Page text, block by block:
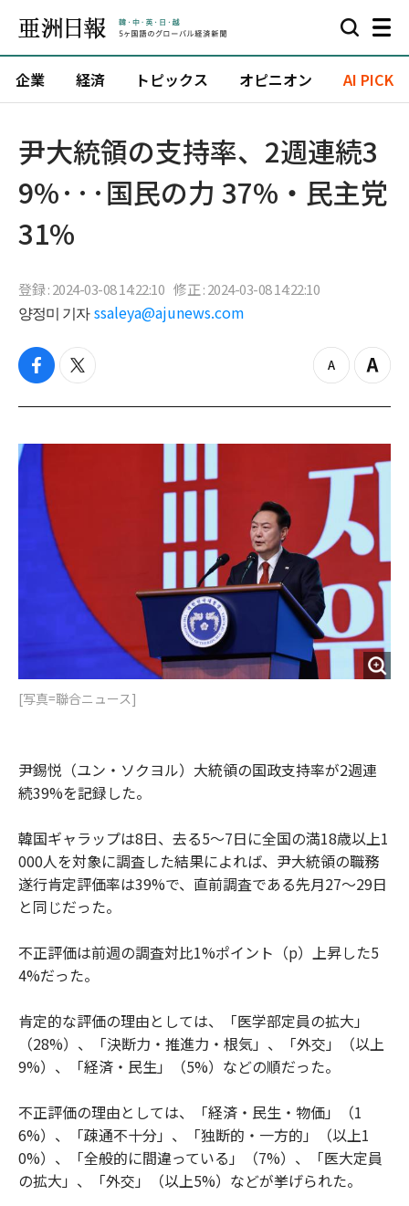
企業 経済 トピックス オピニオン AI PICK
尹大統領の支持率、2週連続3
9%···国民の力 37%・民主党
31%
登録 : 2024-03-08 14:22:10 修正 : 2024-03-08 14:22:10
양정미 기자 ssaleya@ajunews.com
f
c
b
o
t
i
t
z
o
o
t
Z
o
i
n
[写真=聯合ニュース]
尹錫悦（ユン・ソクヨル）大統領の国政支持率が2週連
続39%を記録した。
韓国ギャラップは8日、去る5～7日に全国の満18歳以上1
000人を対象に調査した結果によれば、尹大統領の職務
遂行肯定評価率は39%で、直前調査である先月27～29日
と同じだった。
不正評価は前週の調査対比1%ポイント（p）上昇した5
4%だった。
肯定的な評価の理由としては、「医学部定員の拡大」
（28%）、「決断力・推進力・根気」、「外交」（以上
9%）、「経済・民生」（5%）などの順だった。
不正評価の理由としては、「経済・民生・物価」（1
6%）、「疎通不十分」、「独断的・一方的」（以上1
0%）、「全般的に間違っている」（7%）、「医大定員
の拡大」、「外交」（以上5%）などが挙げられた。